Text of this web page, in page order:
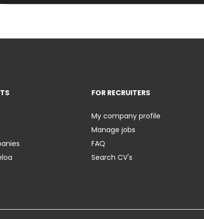
FOR RECRUITERS
My company profile
Manage jobs
FAQ
Search CV's